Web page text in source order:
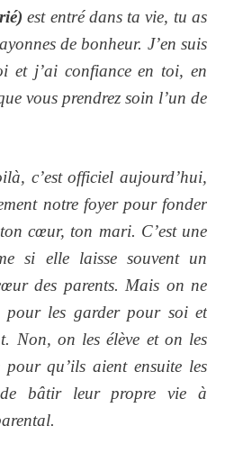
est entré dans ta vie, tu as
de bonheur. J’en suis
et j’ai confiance en toi, en
vous prendrez soin l’un de
c’est officiel aujourd’hui,
notre foyer pour fonder
cœur, ton mari. C’est une
si elle laisse souvent un
des parents. Mais on ne
pour les garder pour soi et
Non, on les élève et on les
qu’ils aient ensuite les
bâtir leur propre vie à